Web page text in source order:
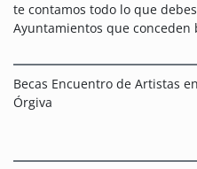
te contamos todo lo que
Ayuntamientos que conceden
Becas Encuentro de Artistas en
Órgiva